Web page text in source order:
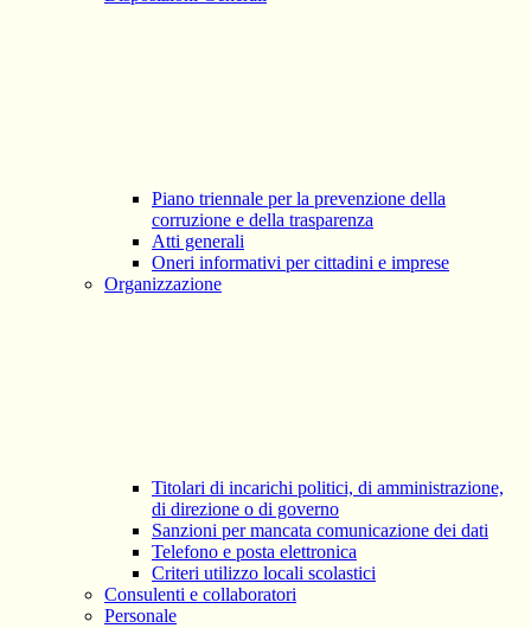
Piano triennale per la prevenzione della
corruzione e della trasparenza
Atti generali
Oneri informativi per cittadini e imprese
Organizzazione
Titolari di incarichi politici, di amministrazione,
di direzione o di governo
Sanzioni per mancata comunicazione dei dati
Telefono e posta elettronica
Criteri utilizzo locali scolastici
Consulenti e collaboratori
Personale